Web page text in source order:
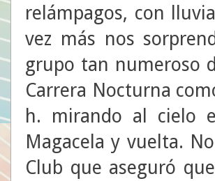
relámpagos, con
vez más nos
grupo tan numeroso
Carrera Nocturna
h. mirando al cielo
Magacela y vuelta.
Club que aseguró